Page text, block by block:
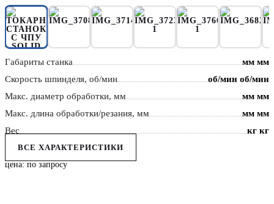
Габариты станка
мм мм
Скорость шпинделя, об/мин
об/мин об/мин
Макс. диаметр обработки, мм
мм мм
Макс. длина обработки/резания, мм
мм мм
Вес
кг кг
ВСЕ ХАРАКТЕРИСТИКИ
цена: по запросу